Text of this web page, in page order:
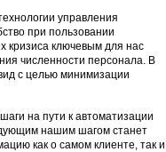
управления
при пользовании
кризиса ключевым для нас
численности персонала. В
с целью минимизации
на пути к автоматизации
нашим шагом станет
как о самом клиенте, так и